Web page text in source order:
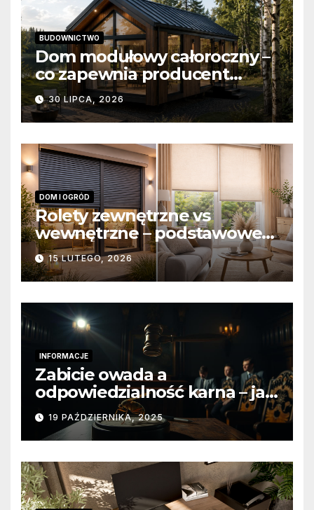
BUDOWNICTWO
Dom modułowy całoroczny –
co zapewnia producent
domów modułowych?
30 LIPCA, 2026
DOM I OGRÓD
Rolety zewnętrzne vs
wewnętrzne – podstawowe
różnice konstrukcyjne i
funkcjonalne
15 LUTEGO, 2026
INFORMACJE
Zabicie owada a
odpowiedzialność karna – jak
wygląda to w praktyce?
19 PAŹDZIERNIKA, 2025